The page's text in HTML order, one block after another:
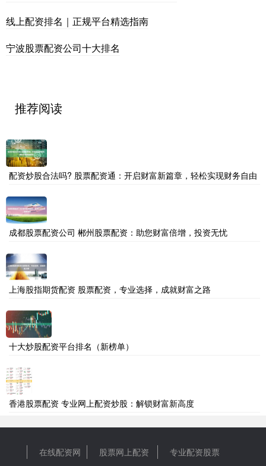
线上配资排名｜正规平台精选指南
宁波股票配资公司十大排名
推荐阅读
配资炒股合法吗? 股票配资通：开启财富新篇章，轻松实现财务自由
成都股票配资公司 郴州股票配资：助您财富倍增，投资无忧
上海股指期货配资 股票配资，专业选择，成就财富之路
十大炒股配资平台排名（新榜单）
香港股票配资 专业网上配资炒股：解锁财富新高度
在线配资网 股票网上配资 专业配资股票